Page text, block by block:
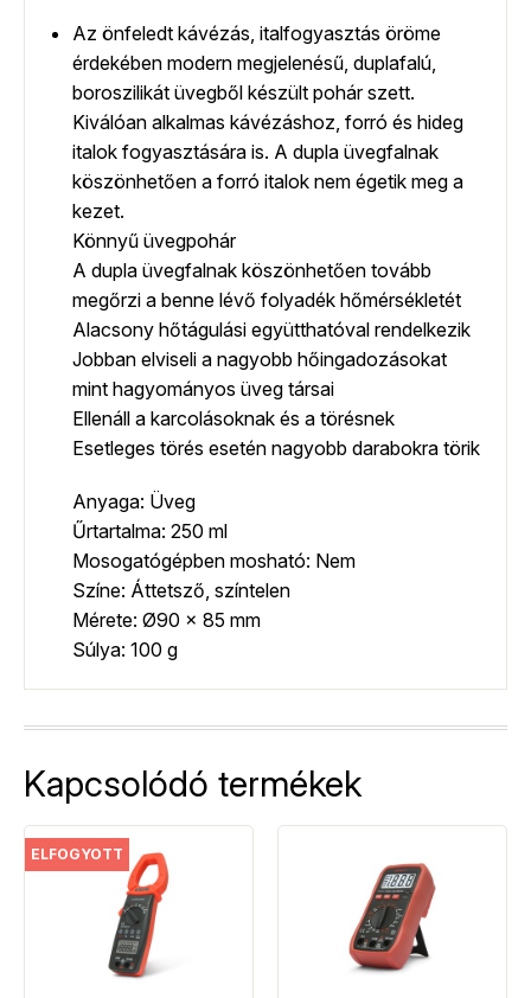
Az önfeledt kávézás, italfogyasztás öröme
érdekében modern megjelenésű, duplafalú,
boroszilikát üvegből készült pohár szett.
Kiválóan alkalmas kávézáshoz, forró és hideg
italok fogyasztására is. A dupla üvegfalnak
köszönhetően a forró italok nem égetik meg a
kezet.
Könnyű üvegpohár
A dupla üvegfalnak köszönhetően tovább
megőrzi a benne lévő folyadék hőmérsékletét
Alacsony hőtágulási együtthatóval rendelkezik
Jobban elviseli a nagyobb hőingadozásokat
mint hagyományos üveg társai
Ellenáll a karcolásoknak és a törésnek
Esetleges törés esetén nagyobb darabokra törik
Anyaga: Üveg
Űrtartalma: 250 ml
Mosogatógépben mosható: Nem
Színe: Áttetsző, színtelen
Mérete: Ø90 x 85 mm
Súlya: 100 g
Kapcsolódó termékek
ELFOGYOTT